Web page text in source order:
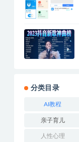
分类目录
AI教程
亲子育儿
人性心理